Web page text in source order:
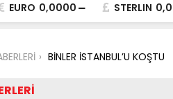
EURO 0,0000 STERLIN
BİNLER İSTANBUL’U KOŞTU